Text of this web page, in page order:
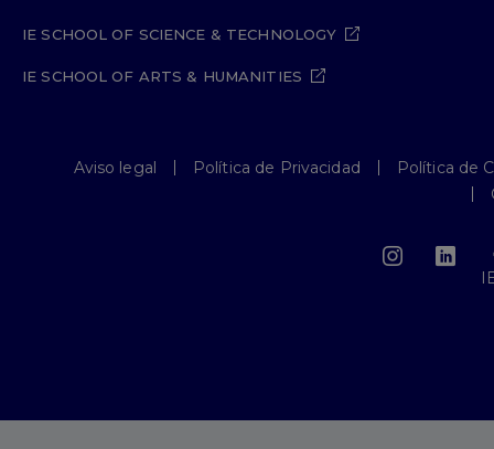
IE SCHOOL OF SCIENCE & TECHNOLOGY
IE SCHOOL OF ARTS & HUMANITIES
Aviso legal Política de Privacidad
Política de